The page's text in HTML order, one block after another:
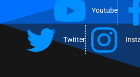
Youtube
Twitter